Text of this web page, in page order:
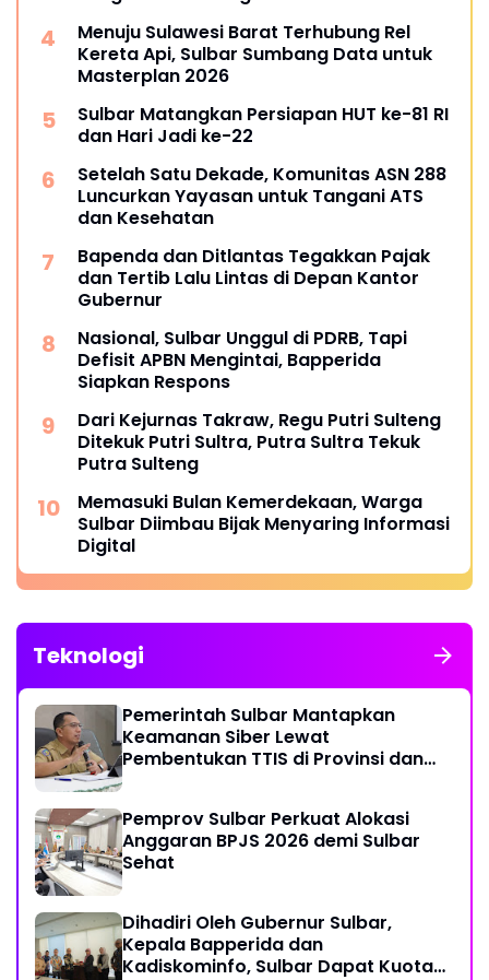
Menuju Sulawesi Barat Terhubung Rel
Kereta Api, Sulbar Sumbang Data untuk
Masterplan 2026
Sulbar Matangkan Persiapan HUT ke-81 RI
dan Hari Jadi ke-22
Setelah Satu Dekade, Komunitas ASN 288
Luncurkan Yayasan untuk Tangani ATS
dan Kesehatan
Bapenda dan Ditlantas Tegakkan Pajak
dan Tertib Lalu Lintas di Depan Kantor
Gubernur
Nasional, Sulbar Unggul di PDRB, Tapi
Defisit APBN Mengintai, Bapperida
Siapkan Respons
Dari Kejurnas Takraw, Regu Putri Sulteng
Ditekuk Putri Sultra, Putra Sultra Tekuk
Putra Sulteng
Memasuki Bulan Kemerdekaan, Warga
Sulbar Diimbau Bijak Menyaring Informasi
Digital
Teknologi
Pemerintah Sulbar Mantapkan
Keamanan Siber Lewat
Pembentukan TTIS di Provinsi dan
Pemprov Sulbar Perkuat Alokasi
Anggaran BPJS 2026 demi Sulbar
Sehat
Dihadiri Oleh Gubernur Sulbar,
Kepala Bapperida dan
Kadiskominfo, Sulbar Dapat Kuota